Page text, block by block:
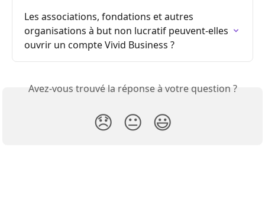
Les associations, fondations et autres
organisations à but non lucratif peuvent-elles
ouvrir un compte Vivid Business ?
Avez-vous trouvé la réponse à votre question ?
😞 😐 😃